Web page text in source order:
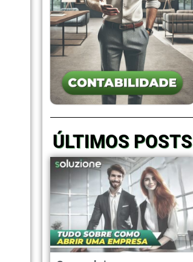
ÚLTIMOS POSTS